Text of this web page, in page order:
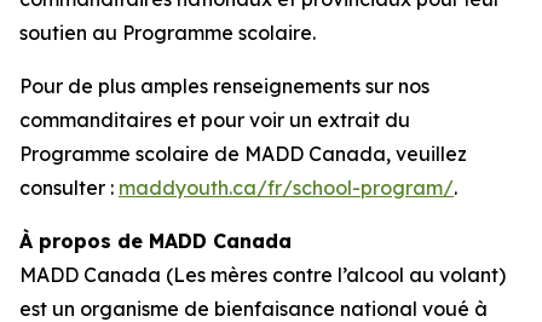
soutien au Programme scolaire.
Pour de plus amples renseignements sur nos
commanditaires et pour voir un extrait du
Programme scolaire de MADD Canada, veuillez
consulter : maddyouth.ca/fr/school-program/.
À propos de MADD Canada
MADD Canada (Les mères contre l’alcool au volant)
est un organisme de bienfaisance national voué à